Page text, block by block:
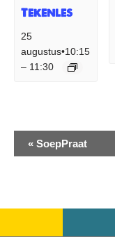
Tekenles
25
augustus•10:15
– 11:30
Evenement
« SoepPraat